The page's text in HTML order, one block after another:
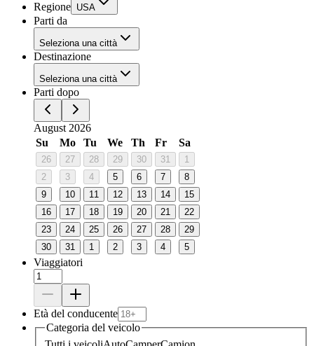
Regione USA
Parti da
Seleziona una città
Destinazione
Seleziona una città
Parti dopo
August 2026
Su
Mo Tu We Th Fr Sa
26 27 28 29 30 31
1
2
3 4 5 6 7
8
9
10 11 12 13 14
15
16
17 18 19 20 21
22
23
24 25 26 27 28
29
30
31 1 2 3 4 5
Viaggiatori
Età del conducente
Categoria del veicolo